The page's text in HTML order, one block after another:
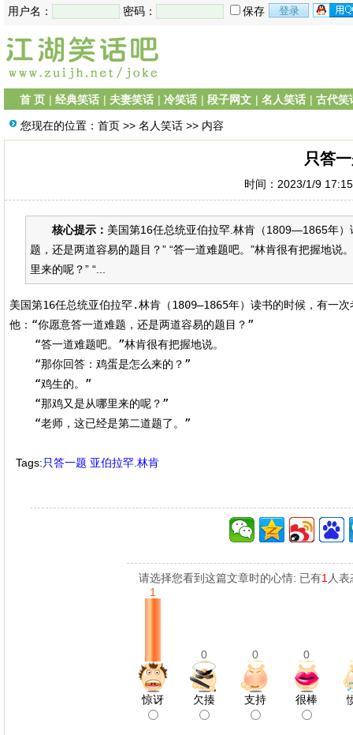
用户名： 密码： 保存
首 页 | 经典笑话 | 夫妻笑话 | 冷笑话 | 段子网文 | 名人笑话 | 古代笑
您现在的位置： 首页 >> 名人笑话 >> 内容
只答
时间：2023/1/9
核心提示： 美国第16任总统亚伯拉罕.林肯（1809—1865年
题，还是两道容易的题目？” “答一道难题吧。”林肯很有把握地说
里来的呢？” “...
美国第16任总统亚伯拉罕.林肯（1809—1865年）读书的时候，有一次
他：“你愿意答一道难题，还是两道容易的题目？”
    “答一道难题吧。”林肯很有把握地说。
    “那你回答：鸡蛋是怎么来的？”
    “鸡生的。”
    “那鸡又是从哪里来的呢？”
    “老师，这已经是第二道题了。”
Tags:只答一题 亚伯拉罕.林肯
请选择您看到这篇文章时的心情: 已有1 人
1
0 0 0
惊讶 欠揍 支持 很棒